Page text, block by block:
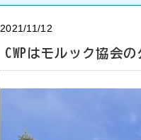
2021/11/12
CWPはモルック協会